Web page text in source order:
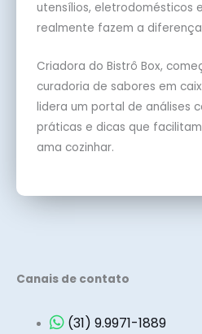
utensílios, eletrodomésticos
realmente fazem a diferença
Criadora do Bistrô Box,
curadoria de sabores em
lidera um portal de análises
práticas e dicas que
ama cozinhar.
Canais de contato
(31) 9.9971-1889